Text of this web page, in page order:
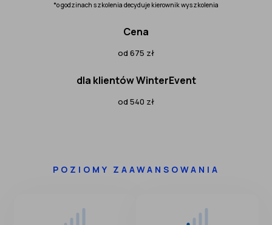
*o godzinach szkolenia decyduje kierownik wyszkolenia
Cena
od 675 zł
dla klientów WinterEvent
od 540 zł
POZIOMY ZAAWANSOWANIA